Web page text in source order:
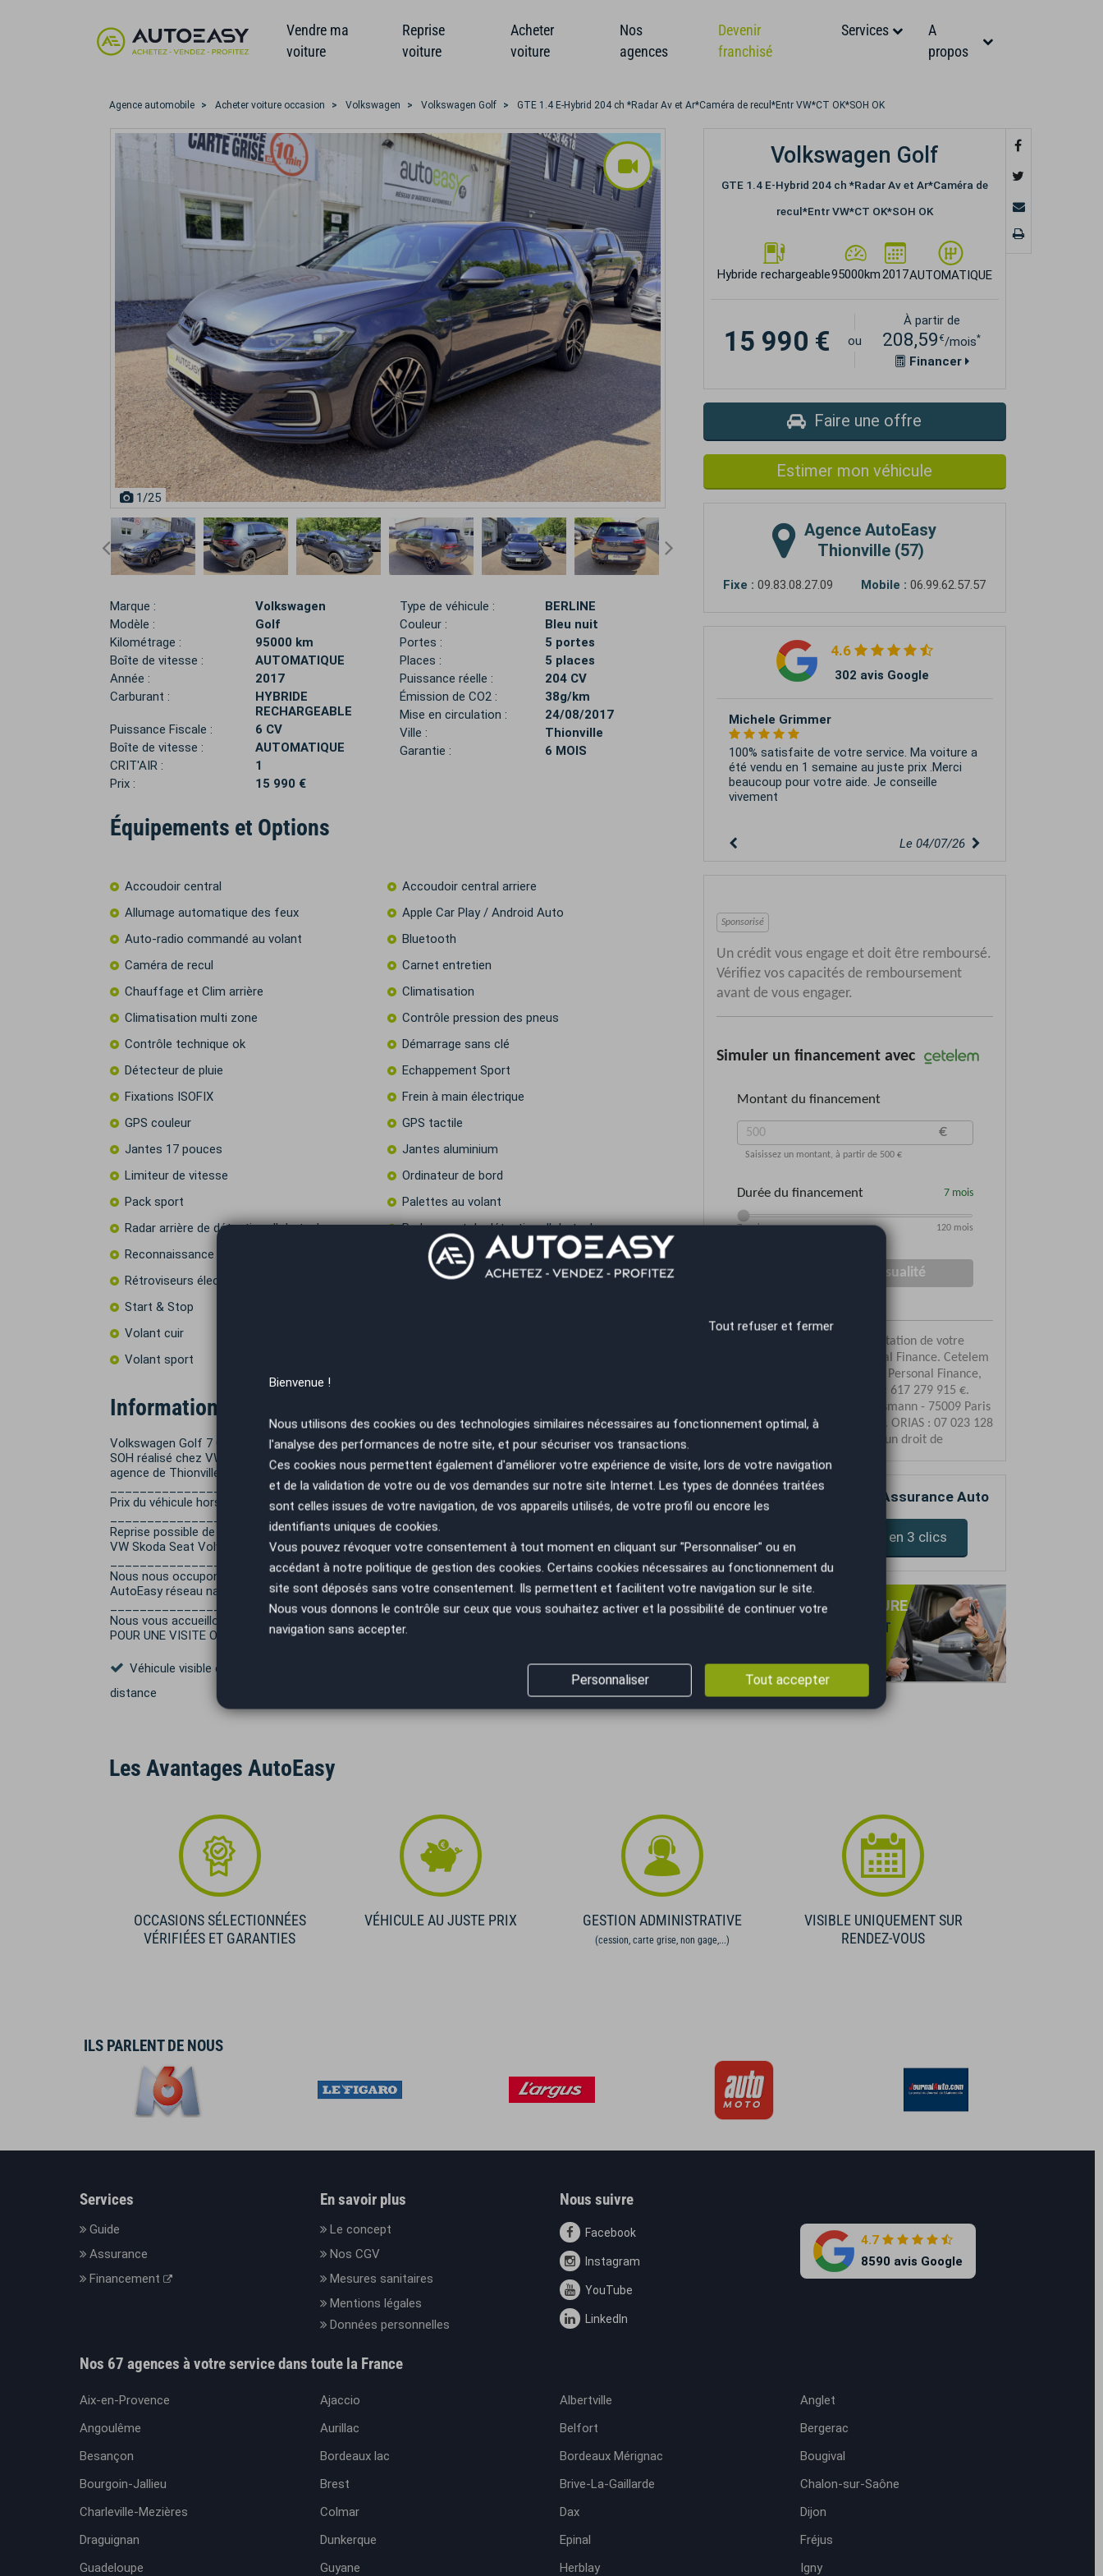
Vendre ma
voiture
Reprise
voiture
Acheter
voiture
Nos
agences
Devenir
franchisé
Services
A
propos
Agence automobile Acheter voiture occasion Volkswagen Volkswagen Golf GTE 1.4 E-Hybrid 204 ch *Radar Av et Ar*Caméra de recul*Entr VW*CT OK*SOH OK
1/25
Marque :
Volkswagen
Modèle :
Golf
Kilométrage :
95000 km
Boîte de vitesse :
AUTOMATIQUE
Année :
2017
Carburant :
HYBRIDE
RECHARGEABLE
Puissance Fiscale :
6 CV
Boîte de vitesse :
AUTOMATIQUE
CRIT'AIR :
1
Prix :
15 990 €
Type de véhicule :
BERLINE
Couleur :
Bleu nuit
Portes :
5 portes
Places :
5 places
Puissance réelle :
204 CV
Émission de CO2 :
38g/km
Mise en circulation :
24/08/2017
Ville :
Thionville
Garantie :
6 MOIS
Équipements et Options
Accoudoir central
Accoudoir central arriere
Allumage automatique des feux
Apple Car Play / Android Auto
Auto-radio commandé au volant
Bluetooth
Caméra de recul
Carnet entretien
Chauffage et Clim arrière
Climatisation
Climatisation multi zone
Contrôle pression des pneus
Contrôle technique ok
Démarrage sans clé
Détecteur de pluie
Echappement Sport
Fixations ISOFIX
Frein à main électrique
GPS couleur
GPS tactile
Jantes 17 pouces
Jantes aluminium
Limiteur de vitesse
Ordinateur de bord
Pack sport
Palettes au volant
Radar arrière de détection d'obstacles
Radar avant de détection d'obstacles
Reconnaissance des panneaux de signalisation
Régulateur de vitesse
Rétroviseurs électriques
Rétroviseurs rabattables électriquement
Start & Stop
Volant cuir
Volant sport
Informations complémentaires
Volkswagen Golf 7 GTE 1.4 E-Hybrid 204 ch *Radar Av et Ar*Caméra de recul*Entr VW*CT OK,Test
SOH réalisé chez VW "Batterie Bonne" Véhicule en très bon état visible par Visio ou sur RDV à notre
agence de Thionville. ANNONCE EN LIGNE = VEHICULE DISPONIBLE
___________________________________________________________r________________________________________________
Prix du véhicule hors frais de mise à la route et certificat d’immatriculation.
___________________________________________________________________________________________________________
Reprise possible de votre ancien véhicule Renault Peugeot Audi Ford Mercedes Citroen Opel Renault
VW Skoda Seat Volvo
___________________________________________________________________________________________________________
Nous nous occupons de vos démarches Cartes Grises, Professionnel Habilité et Agréé par l'Etat,
AutoEasy réseau national de 65 agences automobile
___________________________________________________________________________________________________________
Nous vous accueillons dans nos locaux Agence AutoEasy à THIONVILLE UNIQUEMENT SUR RDV
POUR UNE VISITE OU UN ESSAI du Lundi au vendredi 9 à 18H et le samedi matin.
Véhicule visible en Rendez-Vous Visio à
distance
Volkswagen Golf
GTE 1.4 E-Hybrid 204 ch *Radar Av et Ar*Caméra de
recul*Entr VW*CT OK*SOH OK
Hybride rechargeable95000km2017AUTOMATIQUE
15 990 € ou
À partir de
208,59 €/mois*
Financer
Faire une offre
Estimer mon véhicule
Agence AutoEasy
Thionville (57)
Fixe : 09.83.08.27.09 Mobile : 06.99.62.57.57
4.6
302 avis Google
Michele Grimmer
100% satisfaite de votre service. Ma voiture a
été vendu en 1 semaine au juste prix .Merci
beaucoup pour votre aide. Je conseille
vivement
Le 04/07/26
Comparez votre devis d’Assurance Auto
Devis assurance en 3 clics
REPRISE DE VOTRE VOITURE
SANS OBLIGATION D'ACHAT
PAIEMENT IMMÉDIAT.
Les Avantages AutoEasy
OCCASIONS SÉLECTIONNÉES
VÉRIFIÉES ET GARANTIES
VÉHICULE AU JUSTE PRIX GESTION ADMINISTRATIVE
(cession, carte grise, non gage,...)
VISIBLE UNIQUEMENT SUR
RENDEZ-VOUS
ILS PARLENT DE NOUS
Services
Guide
Assurance
Financement
En savoir plus
Le concept
Nos CGV
Mesures sanitaires
Mentions légales
Données personnelles
Nous suivre
Facebook
Instagram
YouTube
LinkedIn
4.7
8590 avis Google
Nos 67 agences à votre service dans toute la France
Aix-en-Provence Ajaccio Albertville
Anglet
Angoulême
Aurillac Belfort
Bergerac
Besançon
Bordeaux lac Bordeaux Mérignac
Bougival
Bourgoin-Jallieu
Brest Brive-La-Gaillarde
Chalon-sur-Saône
Charleville-Mezières
Colmar Dax
Dijon
Draguignan
Dunkerque Epinal
Fréjus
Guadeloupe
Guyane Herblay Igny
Tout refuser et fermer
Bienvenue !
Nous utilisons des cookies ou des technologies similaires nécessaires au fonctionnement optimal, à
l'analyse des performances de notre site, et pour sécuriser vos transactions.
Ces cookies nous permettent également d'améliorer votre expérience de visite, lors de votre navigation
et de la validation de votre ou de vos demandes sur notre site Internet. Les types de données traitées
sont celles issues de votre navigation, de vos appareils utilisés, de votre profil ou encore les
identifiants uniques de cookies.
Vous pouvez révoquer votre consentement à tout moment en cliquant sur "Personnaliser" ou en
accédant à notre politique de gestion des cookies. Certains cookies nécessaires au fonctionnement du
site sont déposés sans votre consentement. Ils permettent et facilitent votre navigation sur le site.
Nous vous donnons le contrôle sur ceux que vous souhaitez activer et la possibilité de continuer votre
navigation sans accepter.
Tout accepter
Personnaliser